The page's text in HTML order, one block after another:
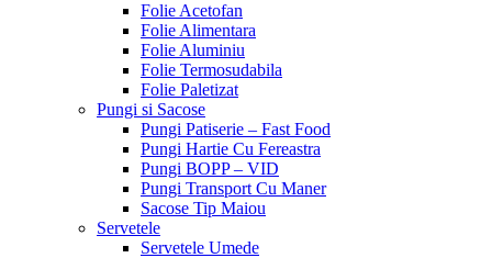
Folie Acetofan
Folie Alimentara
Folie Aluminiu
Folie Termosudabila
Folie Paletizat
Pungi si Sacose
Pungi Patiserie – Fast Food
Pungi Hartie Cu Fereastra
Pungi BOPP – VID
Pungi Transport Cu Maner
Sacose Tip Maiou
Servetele
Servetele Umede